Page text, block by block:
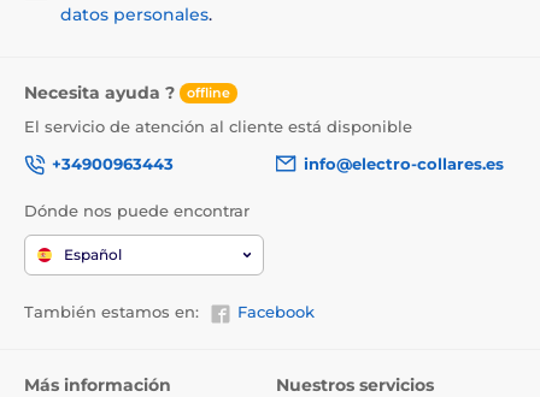
datos personales.
Necesita ayuda ? offline
El servicio de atención al cliente está disponible
+34900963443
info@electro-collares.es
Dónde nos puede encontrar
Español
También estamos en: Facebook
Más información Nuestros servicios